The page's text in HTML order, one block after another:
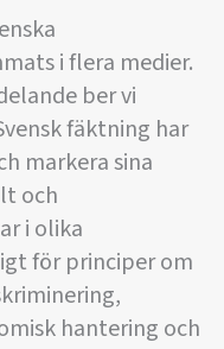
i flera medier.
ber vi
fäktning har
markera sina
och
i olika
för principer om
hantering och